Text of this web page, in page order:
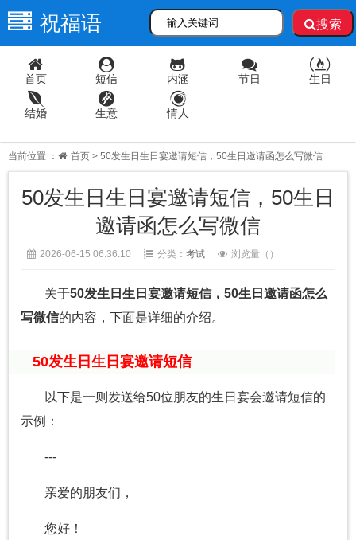
祝福语 搜索
首页 短信 内涵 节日 生日
结婚 生意 情人
当前位置 ： 首页 > 50发生日生日宴邀请短信，50生日邀请函怎么写微信
50发生日生日宴邀请短信，50生日
邀请函怎么写微信
2026-06-15 06:36:10 分类： 考试 浏览量（ ）
关于50发生日生日宴邀请短信，50生日邀请函怎么
写微信的内容，下面是详细的介绍。
50发生日生日宴邀请短信
以下是一则发送给50位朋友的生日宴会邀请短信的
示例：
---
亲爱的朋友们，
您好！